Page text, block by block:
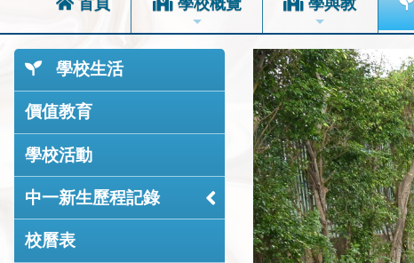
學校生活
價值教育
學校活動
中一新生歷程記錄
校曆表